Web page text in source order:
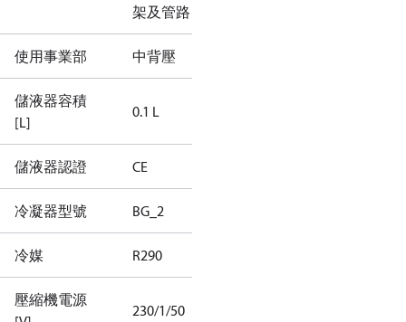
架及管路
使用事業部 中背壓
儲液器容積
[L]
0.1 L
儲液器認證 CE
冷凝器型號 BG_2
冷媒 R290
壓縮機電源
230/1/50